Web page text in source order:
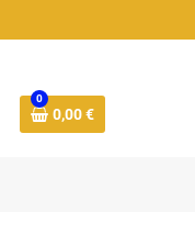
0
0,00 €